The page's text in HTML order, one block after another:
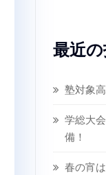
最近
塾対象
学総大
備！
春の宵